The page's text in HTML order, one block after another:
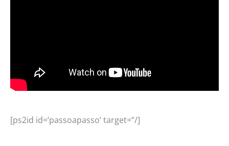
[ps2id id=’passoapasso’ target=”/]